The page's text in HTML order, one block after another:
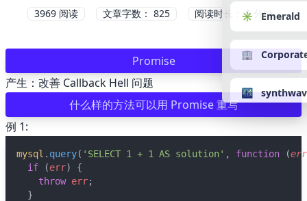
✳️ Emerald
🏢
🌃
3969 阅读 文章字数： 825 阅读时长： 5 分钟
Promise
产生：改善 Callback Hell 问题
什么样的方法可以用 Promise 重写
例 1:
mysql . query( 'SELECT 1 + 1 AS solution' , function (err
if (err) {
throw err;
  }